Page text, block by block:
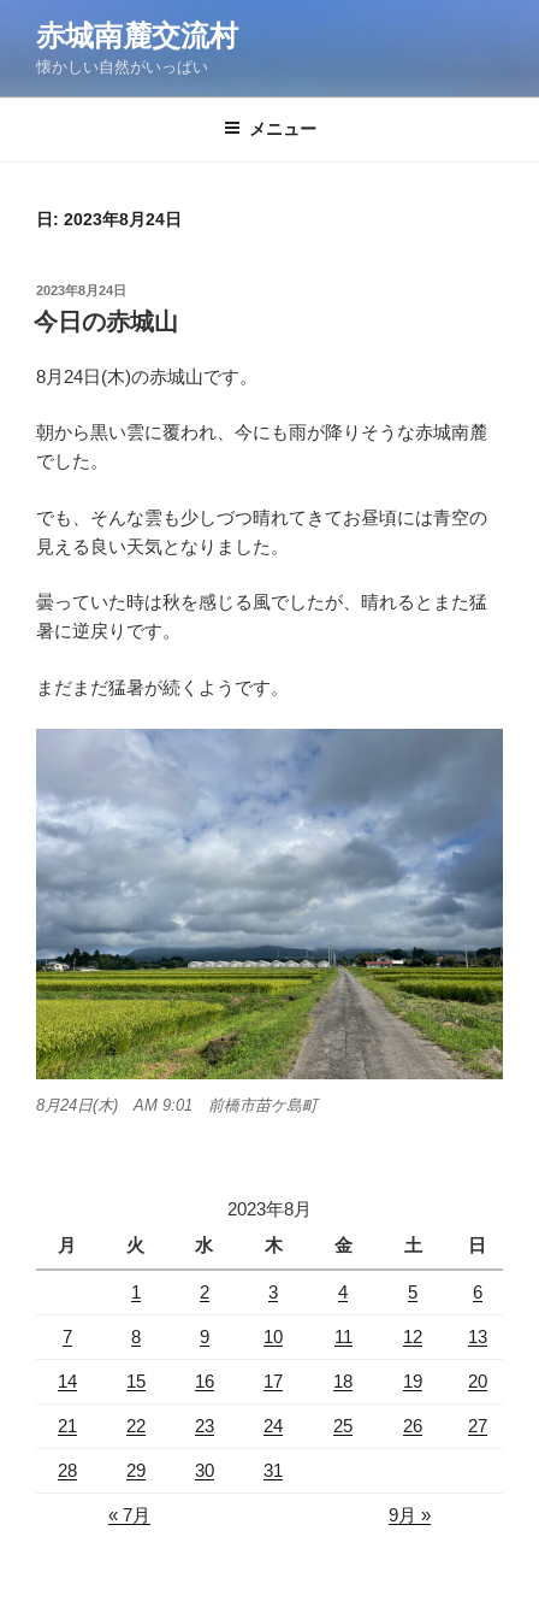
ン
赤城南麓交流村
懐かしい自然がいっぱい
メニュー
日: 2023年8月24日
投
稿
日:
2023年8月24日
今日の赤城山
8月24日(木)の赤城山です。
朝から黒い雲に覆われ、今にも雨が降りそうな赤城南麓
でした。
でも、そんな雲も少しづつ晴れてきてお昼頃には青空の
見える良い天気となりました。
曇っていた時は秋を感じる風でしたが、晴れるとまた猛
暑に逆戻りです。
まだまだ猛暑が続くようです。
8月24日(木) AM 9:01 前橋市苗ケ島町
2023年8月
月
火 水 木 金 土 日
1 2 3 4 5 6
7 8 9 10 11 12 13
14 15 16 17 18 19 20
21 22 23 24 25 26 27
28 29 30 31
« 7月 9月 »